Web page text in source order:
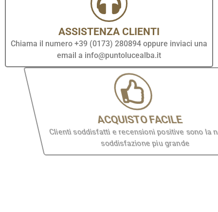
ASSISTENZA CLIENTI
Chiama il numero +39 (0173) 280894 oppure inviaci una
email a info@puntolucealba.it
ACQUISTO FACILE
Clienti soddisfatti e recensioni positive sono la nostra
soddisfazione piu grande